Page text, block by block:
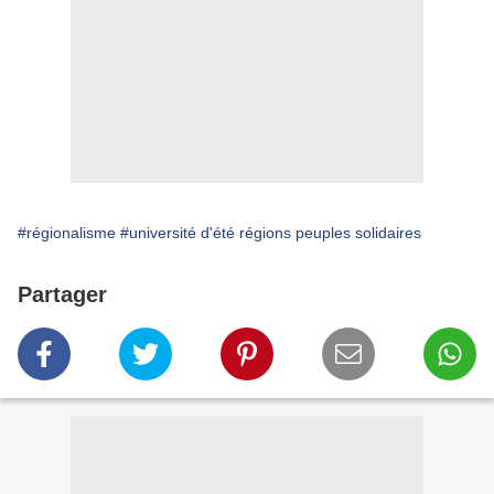
#régionalisme #université d'été régions peuples solidaires
Partager